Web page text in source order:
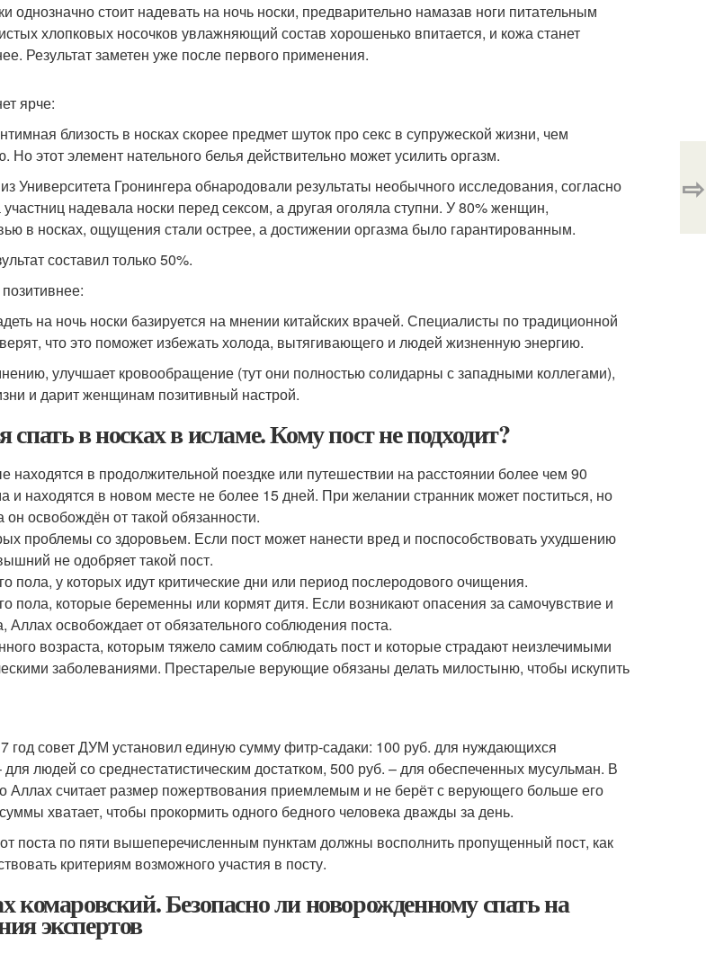
однозначно стоит надевать на ночь носки, предварительно намазав ноги питательным
хлопковых носочков увлажняющий состав хорошенько впитается, и кожа станет
Результат заметен уже после первого применения.
ярче:
близость в носках скорее предмет шуток про секс в супружеской жизни, чем
Но этот элемент нательного белья действительно может усилить оргазм.
Университета Гронингера обнародовали результаты необычного исследования, согласно
надевала носки перед сексом, а другая оголяла ступни. У 80% женщин,
в носках, ощущения стали острее, а достижении оргазма было гарантированным.
составил только 50%.
на ночь носки базируется на мнении китайских врачей. Специалисты по традиционной
что это поможет избежать холода, вытягивающего и людей жизненную энергию.
улучшает кровообращение (тут они полностью солидарны с западными коллегами),
и дарит женщинам позитивный настрой.
спать в носках в исламе. Кому пост не подходит?
находятся в продолжительной поездке или путешествии на расстоянии более чем 90
и находятся в новом месте не более 15 дней. При желании странник может поститься, но
освобождён от такой обязанности.
проблемы со здоровьем. Если пост может нанести вред и поспособствовать ухудшению
не одобряет такой пост.
пола, у которых идут критические дни или период послеродового очищения.
пола, которые беременны или кормят дитя. Если возникают опасения за самочувствие и
Аллах освобождает от обязательного соблюдения поста.
возраста, которым тяжело самим соблюдать пост и которые страдают неизлечимыми
заболеваниями. Престарелые верующие обязаны делать милостыню, чтобы искупить
год совет ДУМ установил единую сумму фитр-садаки: 100 руб. для нуждающихся
людей со среднестатистическим достатком, 500 руб. – для обеспеченных мусульман. В
Аллах считает размер пожертвования приемлемым и не берёт с верующего больше его
хватает, чтобы прокормить одного бедного человека дважды за день.
поста по пяти вышеперечисленным пунктам должны восполнить пропущенный пост, как
критериям возможного участия в посту.
комаровский. Безопасно ли новорожденному спать на
экспертов
⇨